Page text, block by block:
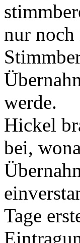
nur noch
werde.
Hickel
bei,
Tage